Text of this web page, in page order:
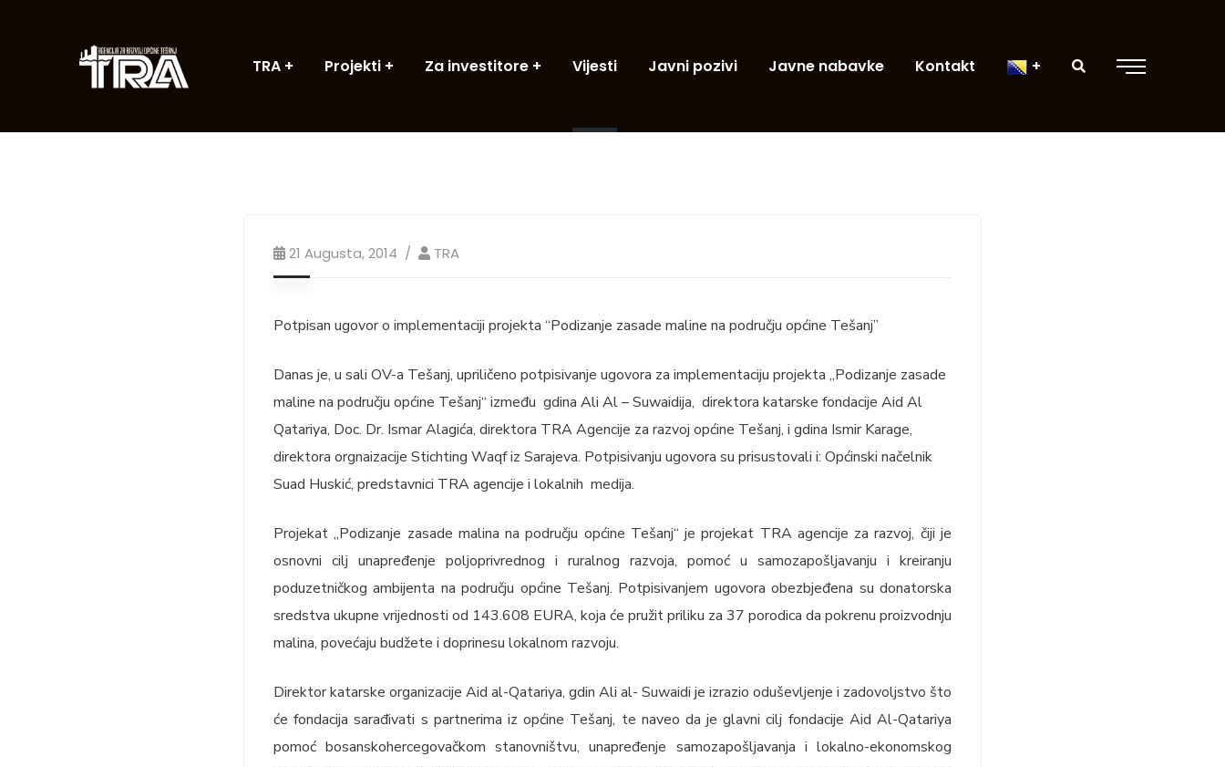
TRA Projekti Za investitore Vijesti Javni pozivi Javne nabavke Kontakt
21 Augusta, 2014 TRA
Potpisan ugovor o implementaciji projekta “Podizanje zasade maline na području općine Tešanj”
Danas je, u sali OV-a Tešanj, upriličeno potpisivanje ugovora za implementaciju projekta „Podizanje zasade
maline na području općine Tešanj“ između gdina Ali Al – Suwaidija, direktora katarske fondacije Aid Al
Qatariya, Doc. Dr. Ismar Alagića, direktora TRA Agencije za razvoj općine Tešanj, i gdina Ismir Karage,
direktora orgnaizacije Stichting Waqf iz Sarajeva. Potpisivanju ugovora su prisustovali i: Općinski načelnik
Suad Huskić, predstavnici TRA agencije i lokalnih medija.
Projekat „Podizanje zasade malina na području općine Tešanj“ je projekat TRA agencije za razvoj, čiji je
osnovni cilj unapređenje poljoprivrednog i ruralnog razvoja, pomoć u samozapošljavanju i kreiranju
poduzetničkog ambijenta na području općine Tešanj. Potpisivanjem ugovora obezbjeđena su donatorska
sredstva ukupne vrijednosti od 143.608 EURA, koja će pružit priliku za 37 porodica da pokrenu proizvodnju
malina, povećaju budžete i doprinesu lokalnom razvoju.
Direktor katarske organizacije Aid al-Qatariya, gdin Ali al- Suwaidi je izrazio oduševljenje i zadovoljstvo što
će fondacija sarađivati s partnerima iz općine Tešanj, te naveo da je glavni cilj fondacije Aid Al-Qatariya
pomoć bosanskohercegovačkom stanovništvu, unapređenje samozapošljavanja i lokalno-ekonomskog